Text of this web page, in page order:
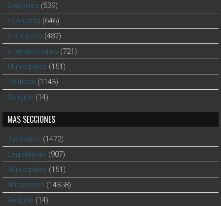
Deportes (539)
Economía (646)
Educación (487)
Internacionales (721)
Municipales (151)
Polìticas (1143)
Religion (14)
MAS SECCIONES
Judiciales (1472)
Legislativas (907)
Municipales (151)
Nacionales (14358)
Religion (14)